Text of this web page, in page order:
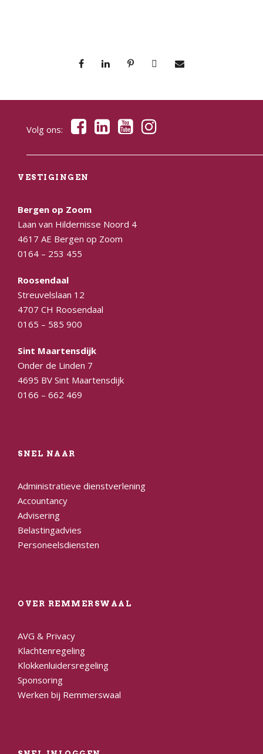
Volg ons:
VESTIGINGEN
Bergen op Zoom
Laan van Hildernisse Noord 4
4617 AE Bergen op Zoom
0164 – 253 455
Roosendaal
Streuvelslaan 12
4707 CH Roosendaal
0165 – 585 900
Sint Maartensdijk
Onder de Linden 7
4695 BV Sint Maartensdijk
0166 – 662 469
SNEL NAAR
Administratieve dienstverlening
Accountancy
Advisering
Belastingadvies
Personeelsdiensten
OVER REMMERSWAAL
AVG & Privacy
Klachtenregeling
Klokkenluidersregeling
Sponsoring
Werken bij Remmerswaal